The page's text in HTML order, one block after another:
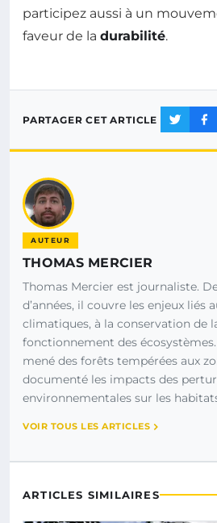
participez aussi à un
faveur de la durabilité.
PARTAGER CET ARTICLE
AUTEUR
THOMAS MERCIER
Thomas Mercier est journaliste.
d’années, il couvre les enjeux liés
climatiques, à la conservation de
fonctionnement des
mené des forêts tempérées aux
documenté les impacts des
environnementales sur les
VOIR TOUS LES ARTICLES
ARTICLES SIMILAIRES